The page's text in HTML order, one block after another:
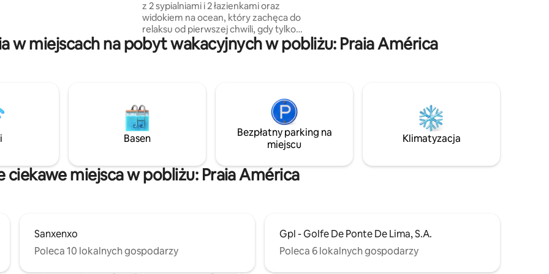
z 2 sypialniami i 2 łazienkami oraz
widokiem na ocean, który zachęca do
relaksu od pierwszej chwili, gdy tylko
wejdziesz na jeden z dwóch tarasów 🌊✨
Zaledwie 20 minut spacerem od plaży
na wyjazd lub podziwianie słynnych
świątecznych światełek ✨ Wygodne
i przytulne miejsce na pobyt, idealne do
relaksu i czerpania radości z wybrzeża. 🎁
Zawiera prezent powitalny.
w miejscach na pobyt wakacyjnych w pobliżu: Praia América
Basen
Bezpłatny parking na
miejscu
Klimatyzacja
ciekawe miejsca w pobliżu: Praia América
Sanxenxo
Poleca 10 lokalnych gospodarzy
Gpl - Golfe De Ponte De Lima, S.A.
Poleca 6 lokalnych gospodarzy